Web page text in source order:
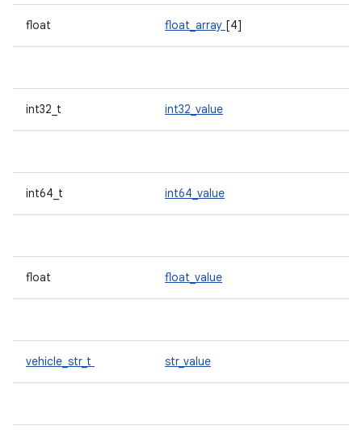
float float_array [4]
int32_t int32_value
int64_t int64_value
float float_value
vehicle_str_t str_value